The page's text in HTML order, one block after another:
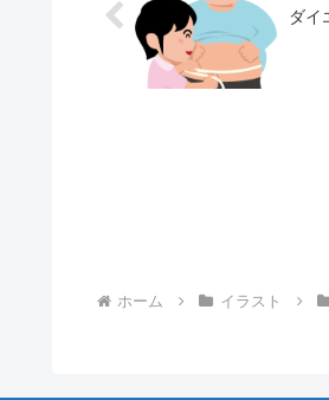
ダイ
ホーム イラスト